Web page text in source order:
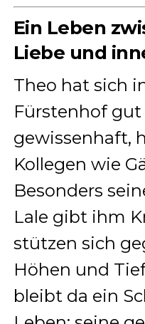
Ein Leben
Liebe und
Theo hat sich
Fürstenhof
gewissenhaft,
Kollegen wie
Besonders
Lale gibt ihm
stützen sich
Höhen und
bleibt da ein